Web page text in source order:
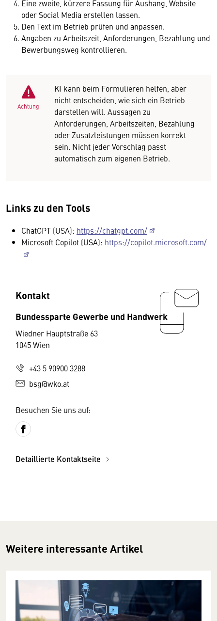
Eine zweite, kürzere Fassung für Aushang, Website
oder Social Media erstellen lassen.
Den Text im Betrieb prüfen und anpassen.
Angaben zu Arbeitszeit, Anforderungen, Bezahlung und
Bewerbungsweg kontrollieren.
Achtung
KI kann beim Formulieren helfen, aber
nicht entscheiden, wie sich ein Betrieb
darstellen will. Aussagen zu
Anforderungen, Arbeitszeiten, Bezahlung
oder Zusatzleistungen müssen korrekt
sein. Nicht jeder Vorschlag passt
automatisch zum eigenen Betrieb.
Links zu den Tools
ChatGPT (USA): https://chatgpt.com/
Microsoft Copilot (USA): https://copilot.microsoft.com/
Kontakt
Bundessparte Gewerbe und Handwerk
Wiedner Hauptstraße 63
1045 Wien
+43 5 90900 3288
bsg@wko.at
Besuchen Sie uns auf:
Detaillierte Kontaktseite
Weitere interessante Artikel